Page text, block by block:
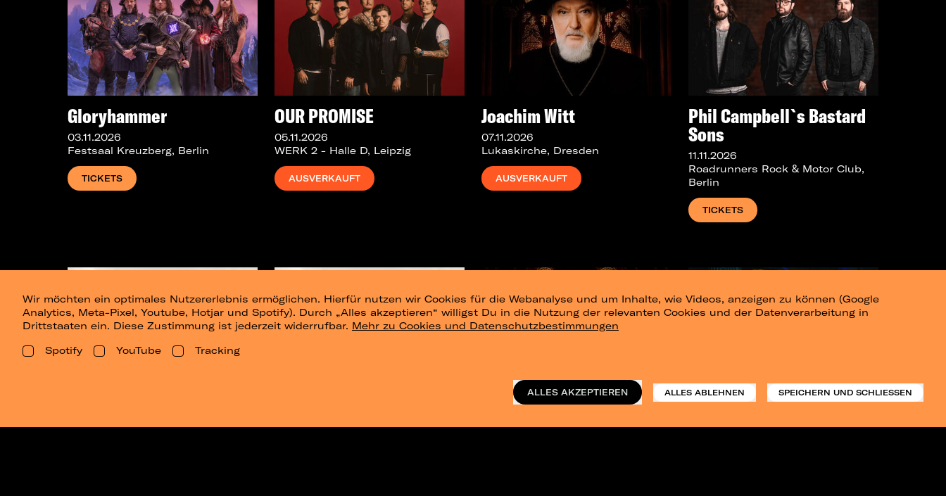
Gloryhammer
03.11.2026
Festsaal Kreuzberg, Berlin
TICKETS
OUR PROMISE
05.11.2026
WERK 2 - Halle D, Leipzig
AUSVERKAUFT
Joachim Witt
07.11.2026
Lukaskirche, Dresden
AUSVERKAUFT
Phil Campbell`s Bastard
Sons
11.11.2026
Roadrunners Rock & Motor Club,
Berlin
TICKETS
19.11.2026
20.11.2026
Joachim Witt
21.11.2026
Future Palace
21.11.2026
Wir möchten ein optimales Nutzererlebnis ermöglichen. Hierfür nutzen wir Cookies für die Webanalyse und um Inhalte, wie Videos, anzeigen zu können (Google
Analytics, Meta-Pixel, Youtube, Hotjar und Spotify). Durch „Alles akzeptieren“ willigst Du in die Nutzung der relevanten Cookies und der Datenverarbeitung in
Drittstaaten ein. Diese Zustimmung ist jederzeit widerrufbar. Mehr zu Cookies und Datenschutzbestimmungen
Spotify
YouTube Tracking
ALLES AKZEPTIEREN ALLES ABLEHNEN SPEICHERN UND SCHLIESSEN